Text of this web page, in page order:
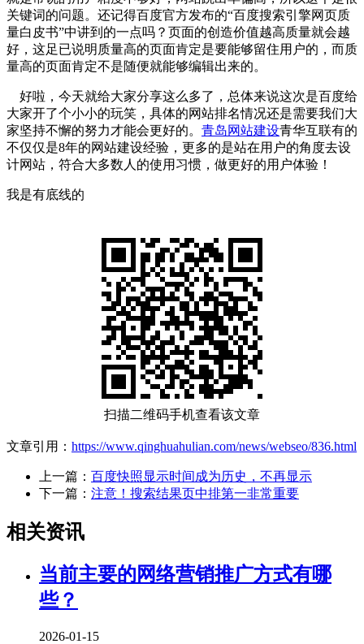
关键词的问题。还记得百度官方发布的“百度搜索引擎网页质
量白皮书”中讲到的一点吗？页面的创造价值越高质量就会越
好，这足已说明质量高的页面肯定是要能够留住用户的，而质
量高的页面肯定不是随便就能够编辑出来的。
好啦，今天就给大家分享这么多了，总体来说这次是百度给
大家开了个小小的玩笑，具体的网站排名情况还是需要我们大
家坚持不懈的努力才能会更好的。 青岛网站建设青华互联有的
不仅仅是8年的网站建设经验，更多的是站在用户的角度去设
计网站，符合大多数人的使用习惯，做更好的用户体验！
我是有底线的
扫描二维码手机查看该文章
文章引用： https://www.qinghuahulian.com/news/webseo/836.html
上一篇： 百度快照显示时间成为历史，不再显示
下一篇： 注意！搜索结果页中排第一非常重要
相关资讯
当前主要的网络营销推广方式有哪
些？
2026-01-15